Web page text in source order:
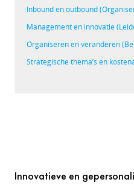
Inbound en outbound
Management en innovatie
Organiseren en veranderen
Strategische thema’s en
Innovatieve en